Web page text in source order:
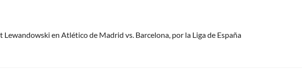
Lewandowski en Atlético de Madrid vs. Barcelona, por la Liga de España